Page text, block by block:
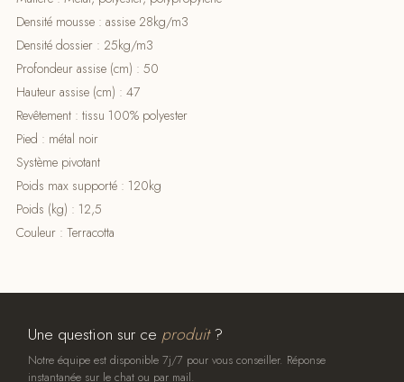
Densité mousse : assise 28kg/m3
Densité dossier : 25kg/m3
Profondeur assise (cm) : 50
Hauteur assise (cm) : 47
Revêtement : tissu 100% polyester
Pied : métal noir
Système pivotant
Poids max supporté : 120kg
Poids (kg) : 12,5
Couleur : Terracotta
Une question sur ce produit?
Notre équipe est disponible 7j/7 pour vous conseiller. Réponse
instantanée sur le chat ou par mail.